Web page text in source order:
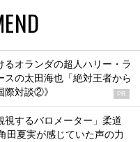
るオランダの超人ハリー・ラ
スの太田海也「絶対王者から
際対談②》
PR
視するバロメーター」柔道
田夏実が感じていた声の力